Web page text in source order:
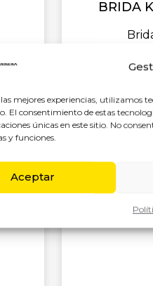
mejores experiencias, utilizamos
El consentimiento de estas
únicas en este sitio. No
y funciones.
Aceptar
BRIDA